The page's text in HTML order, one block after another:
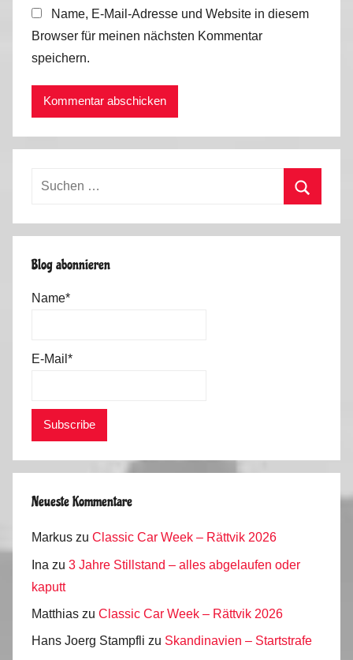
Name, E-Mail-Adresse und Website in diesem
Browser für meinen nächsten Kommentar
speichern.
Suchen
Blog abonnieren
Name*
E-Mail*
Neueste Kommentare
Markus zu Classic Car Week – Rättvik 2026
Ina zu 3 Jahre Stillstand – alles abgelaufen oder
kaputt
Matthias zu Classic Car Week – Rättvik 2026
Hans Joerg Stampfli zu Skandinavien – Startstrafe